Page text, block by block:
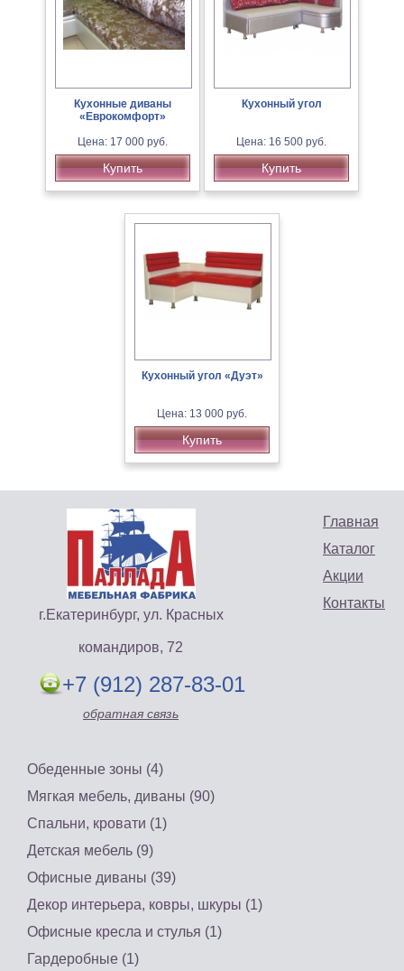
Кухонные диваны
«Еврокомфорт»
Цена: 17 000 руб.
Купить
Кухонный угол
Цена: 16 500 руб.
Купить
Кухонный угол «Дуэт»
Цена: 13 000 руб.
Купить
Главная
Каталог
Акции
Контакты
г.Екатеринбург, ул. Красных
командиров, 72
+7 (912) 287-83-01
обратная связь
Обеденные зоны (4)
Мягкая мебель, диваны (90)
Спальни, кровати (1)
Детская мебель (9)
Офисные диваны (39)
Декор интерьера, ковры, шкуры (1)
Офисные кресла и стулья (1)
Гардеробные (1)